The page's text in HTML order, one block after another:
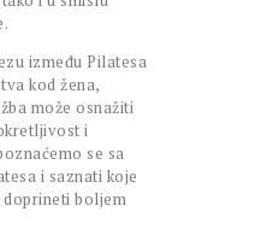
između Pilatesa
kod žena,
može osnažiti
i
se sa
i saznati koje
doprineti boljem